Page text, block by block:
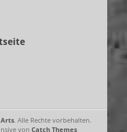
. Alle Rechte vorbehalten.
von Catch Themes